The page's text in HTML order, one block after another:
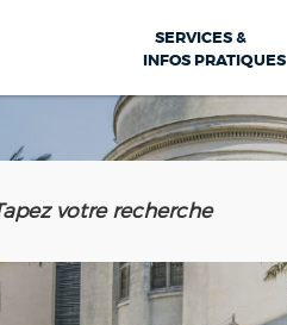
SERVICES &
INFOS PRATIQUES